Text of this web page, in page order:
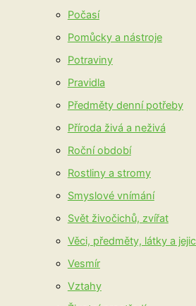
Počasí
Pomůcky a nástroje
Potraviny
Pravidla
Předměty denní potřeby
Příroda živá a neživá
Roční období
Rostliny a stromy
Smyslové vnímání
Svět živočichů, zvířat
Věci, předměty, látky a
Vesmír
Vztahy